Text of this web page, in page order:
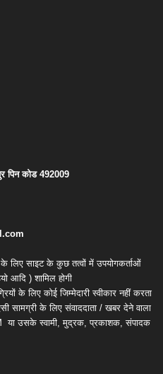
पिन कोड492009
के लिए साइट के कुछ तत्वों में उपयोगकर्ताओं
आदि ) शामिल होगी
के लिए कोई जिम्मेदारी स्वीकार नहीं करता
सामग्री के लिए संवाददाता / खबर देने वाला
या उसके स्वामी, मुद्रक, प्रकाशक, संपादक